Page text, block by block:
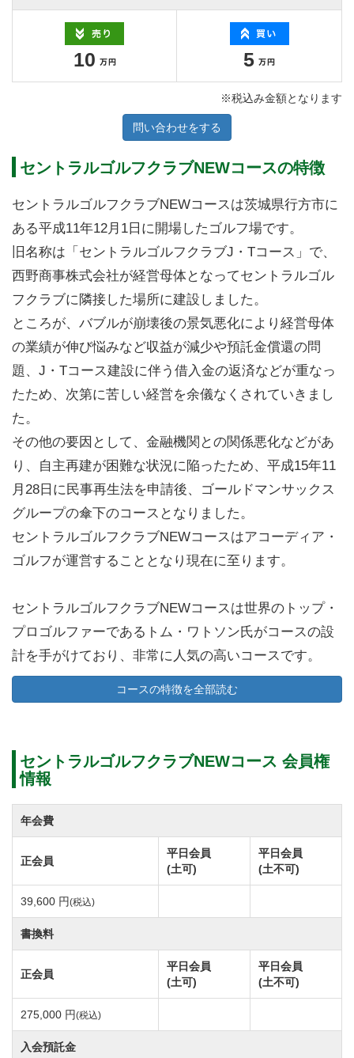
10 5
※税込み金額となります
問い合わせをする
セントラルゴルフクラブNEWコースの特徴
セントラルゴルフクラブNEWコースは茨城県行方市に
ある平成11年12月1日に開場したゴルフ場です。
旧名称は「セントラルゴルフクラブJ・Tコース」で、
西野商事株式会社が経営母体となってセントラルゴル
フクラブに隣接した場所に建設しました。
ところが、バブルが崩壊後の景気悪化により経営母体
の業績が伸び悩みなど収益が減少や預託金償還の問
題、J・Tコース建設に伴う借入金の返済などが重なっ
たため、次第に苦しい経営を余儀なくされていきまし
た。
その他の要因として、金融機関との関係悪化などがあ
り、自主再建が困難な状況に陥ったため、平成15年11
月28日に民事再生法を申請後、ゴールドマンサックス
グループの傘下のコースとなりました。
セントラルゴルフクラブNEWコースはアコーディア・
ゴルフが運営することとなり現在に至ります。
セントラルゴルフクラブNEWコースは世界のトップ・
プロゴルファーであるトム・ワトソン氏がコースの設
計を手がけており、非常に人気の高いコースです。
ゴルフ会員権の書換料がセントラルゴルフクラブの半
額となっておりお得に入会ができる点も魅力の一つと
セントラルゴルフクラブNEWコースへの交通アクセス
約35分。
東関東自動車道「潮来IC」より約25分です。
電車をご利用の場合、JR総武鹿島線「潮来駅」下車
し、タクシーのご利用で約25分です。
セントラルゴルフクラブNEWコースは水郷霞ヶ浦と北
浦の中間に位置する総ヤード数6,817y、パー72の丘陵
コース設計はアメリカのプロゴルファー、トム・ワト
ソン氏、コースレートは72.0です。
コースの特徴を全部読む
セントラルゴルフクラブNEWコース 会員権
情報
年会費
正会員
平日会員
(土可)
平日会員
(土不可)
39,600 円(税込)
書換料
正会員
平日会員
(土可)
平日会員
(土不可)
275,000 円(税込)
入会預託金